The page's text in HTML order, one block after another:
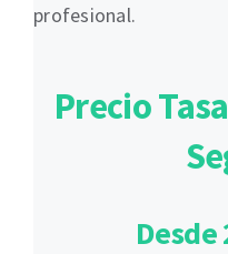
profesional.
Precio
Desde